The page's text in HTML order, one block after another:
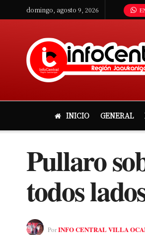
domingo, agosto 9, 2026
INICIO GENERAL
Pullaro
todos
PorINFO CENTRAL VILLA